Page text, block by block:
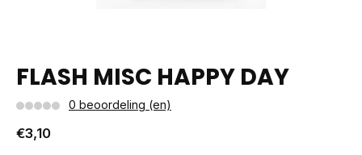
FLASH MISC HAPPY DAY
0 beoordeling (en)
€3,10